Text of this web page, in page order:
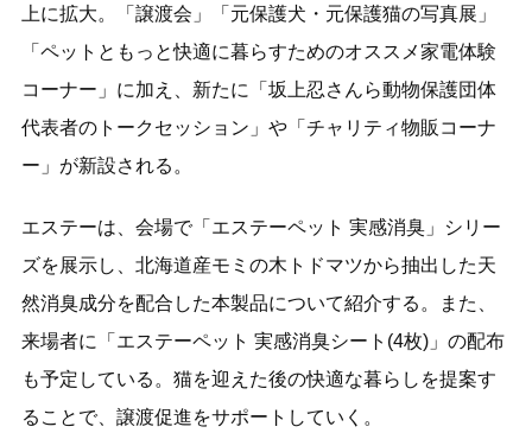
上に拡大。「譲渡会」「元保護犬・元保護猫の写真展」
「ペットともっと快適に暮らすためのオススメ家電体験
コーナー」に加え、新たに「坂上忍さんら動物保護団体
代表者のトークセッション」や「チャリティ物販コーナ
ー」が新設される。
エステーは、会場で「エステーペット 実感消臭」シリー
ズを展示し、北海道産モミの木トドマツから抽出した天
然消臭成分を配合した本製品について紹介する。また、
来場者に「エステーペット 実感消臭シート(4枚)」の配布
も予定している。猫を迎えた後の快適な暮らしを提案す
ることで、譲渡促進をサポートしていく。